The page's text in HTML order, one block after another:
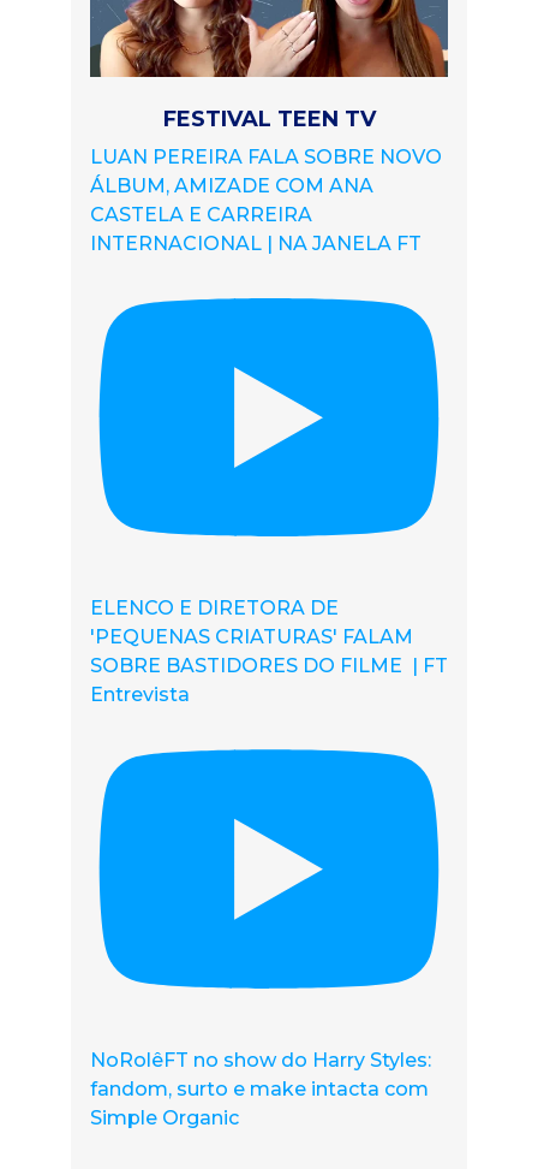
FESTIVAL TEEN TV
LUAN PEREIRA FALA SOBRE NOVO
ÁLBUM, AMIZADE COM ANA
CASTELA E CARREIRA
INTERNACIONAL | NA JANELA FT
ELENCO E DIRETORA DE
'PEQUENAS CRIATURAS' FALAM
SOBRE BASTIDORES DO FILME | FT
Entrevista
NoRolêFT no show do Harry Styles:
fandom, surto e make intacta com
Simple Organic